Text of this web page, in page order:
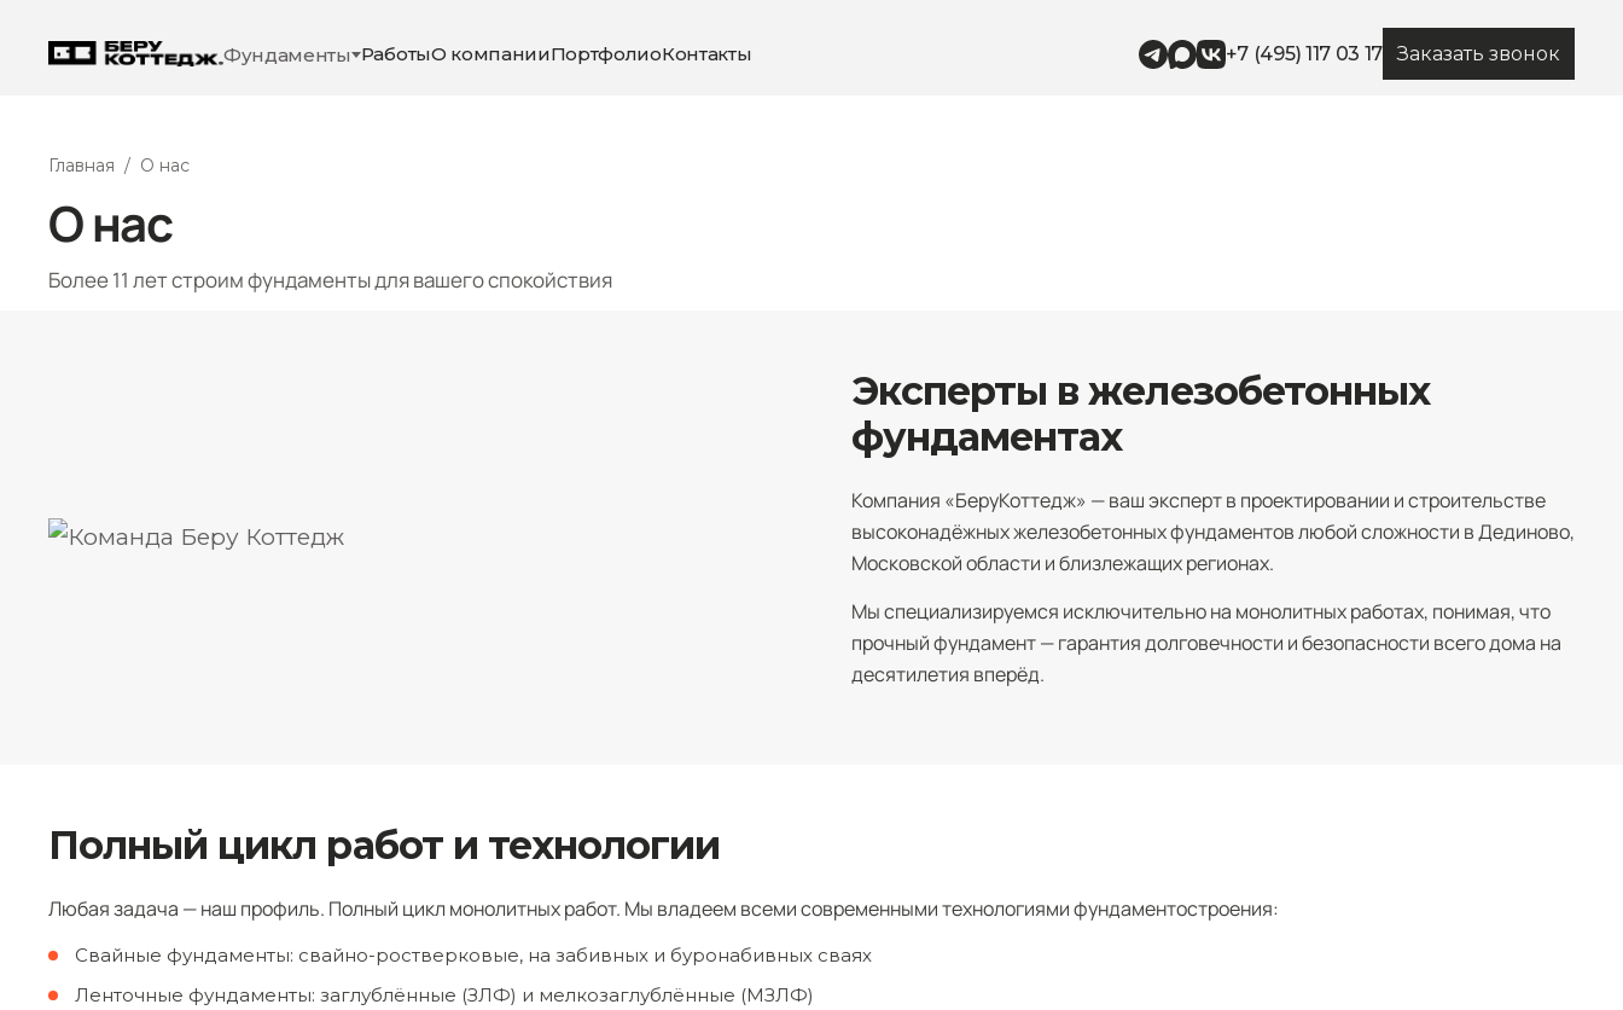
Фундаменты РаботыО компанииПортфолиоКонтакты +7 (495) 117 03 17 Заказать звонок
Главная / О нас
О нас
Более 11 лет строим фундаменты для вашего спокойствия
Эксперты в железобетонных
фундаментах
Компания «БеруКоттедж» — ваш эксперт в проектировании и строительстве
высоконадёжных железобетонных фундаментов любой сложности в Дединово,
Московской области и близлежащих регионах.
Мы специализируемся исключительно на монолитных работах, понимая, что
прочный фундамент — гарантия долговечности и безопасности всего дома на
десятилетия вперёд.
Полный цикл работ и технологии
Любая задача — наш профиль. Полный цикл монолитных работ. Мы владеем всеми современными технологиями фундаментостроения:
Свайные фундаменты: свайно-ростверковые, на забивных и буронабивных сваях
Ленточные фундаменты: заглублённые (ЗЛФ) и мелкозаглублённые (МЗЛФ)